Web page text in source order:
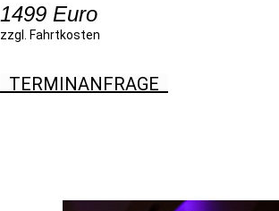
1499 Euro
zzgl. Fahrtkosten
TERMINANFRAGE